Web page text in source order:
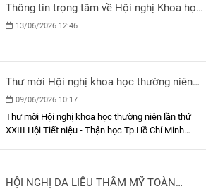
Thông tin trọng tâm về Hội nghị Khoa học
Thường niên HUNA lần thứ XXIII
13/06/2026 12:46
Thư mời Hội nghị khoa học thường niên
lần thứ XXIII Hội Tiết niệu - Thận học
Tp.Hồ Chí Minh HUNA 2026
09/06/2026 10:17
Thư mời Hội nghị khoa học thường niên lần thứ
XXIII Hội Tiết niệu - Thận học Tp.Hồ Chí Minh
HỘI NGHỊ DA LIỄU THẨM MỸ TOÀN